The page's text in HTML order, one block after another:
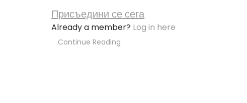
Присъедини се сега
Already a member? Log in here
Continue Reading